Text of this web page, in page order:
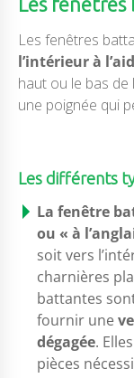
Les fenêtres
l’intérieur à
haut ou le bas
une poignée qui
Les différents
La fenêtre
ou « à
soit vers
charnières
battantes
fournir une
dégagée.
pièces